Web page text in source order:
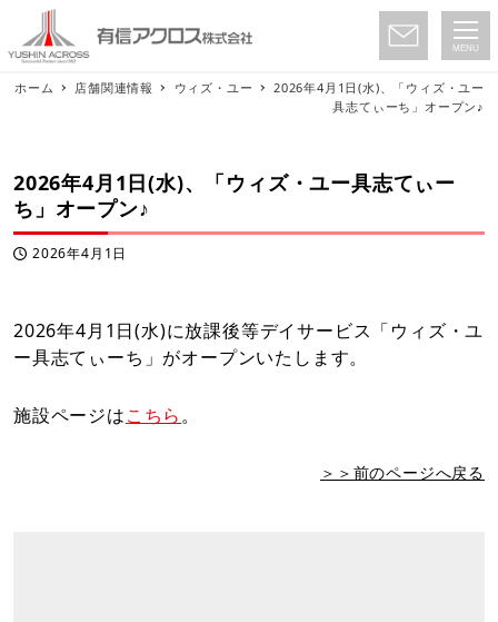
MENU
ホーム 店舗関連情報 ウィズ・ユー
2026年4月1日(水)、「ウィズ・ユー
具志てぃーち」オープン♪
2026年4月1日(水)、「ウィズ・ユー具志てぃー
ち」オープン♪
投稿日2026年4月1日
2026年4月1日(水)に放課後等デイサービス「ウィズ・ユ
ー具志てぃーち」がオープンいたします。
施設ページはこちら。
＞＞前のページへ戻る